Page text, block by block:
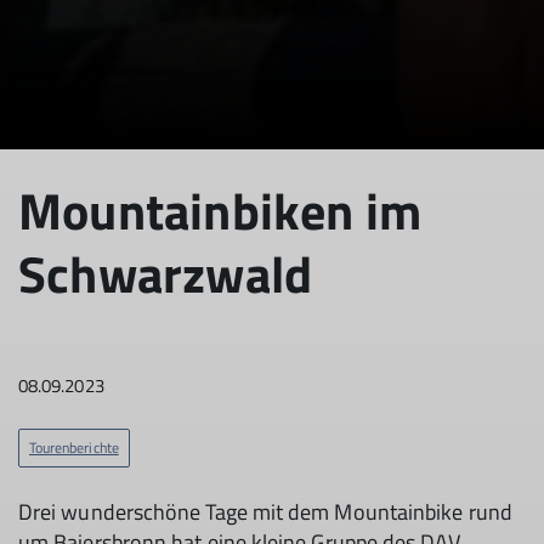
Mountainbiken im
Schwarzwald
08.09.2023
Tourenberichte
Drei wunderschöne Tage mit dem Mountainbike rund